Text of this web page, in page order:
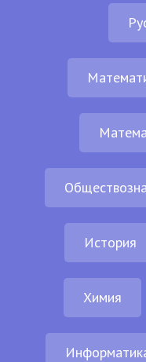
История
Химия